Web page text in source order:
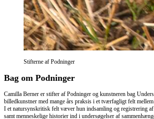
Stifterne af Podninger
Bag om Podninger
Camilla Berner er stifter af Podninger og kunstneren bag
billedkunstner med mange års praksis i et tværfagligt felt
I et natursynskritisk felt væver hun indsamling og registrering
samt menneskelige historier ind i undersøgelser af